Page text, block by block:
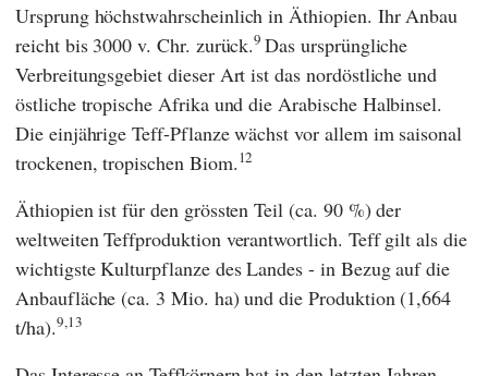
Ursprung höchstwahrscheinlich in Äthiopien. Ihr Anbau
reicht bis 3000 v. Chr. zurück.9Das ursprüngliche
Verbreitungsgebiet dieser Art ist das nordöstliche und
östliche tropische Afrika und die Arabische Halbinsel.
Die einjährige Teff-Pflanze wächst vor allem im saisonal
trockenen, tropischen Biom.12
Äthiopien ist für den grössten Teil (ca. 90 %) der
weltweiten Teffproduktion verantwortlich. Teff gilt als die
wichtigste Kulturpflanze des Landes - in Bezug auf die
Anbaufläche (ca. 3 Mio. ha) und die Produktion (1,664
t/ha).9,13